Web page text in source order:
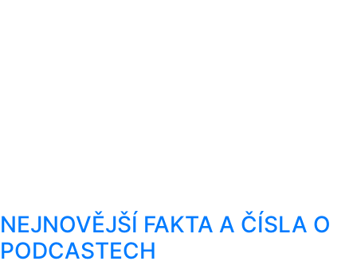
NEJNOVĚJŠÍ FAKTA A ČÍSLA O
PODCASTECH